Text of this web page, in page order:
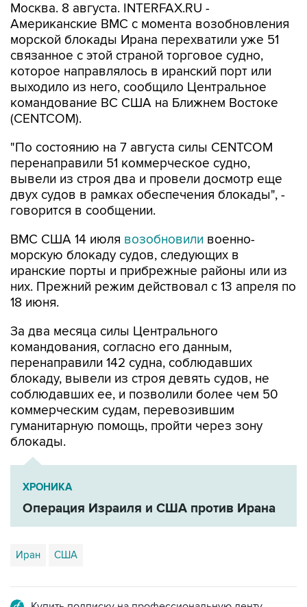
Москва. 8 августа. INTERFAX.RU -
Американские ВМС с момента возобновления
морской блокады Ирана перехватили уже 51
связанное с этой страной торговое судно,
которое направлялось в иранский порт или
выходило из него, сообщило Центральное
командование ВС США на Ближнем Востоке
(CENTCOM).
"По состоянию на 7 августа силы CENTCOM
перенаправили 51 коммерческое судно,
вывели из строя два и провели досмотр еще
двух судов в рамках обеспечения блокады", -
говорится в сообщении.
ВМС США 14 июля возобновили военно-
морскую блокаду судов, следующих в
иранские порты и прибрежные районы или из
них. Прежний режим действовал с 13 апреля по
18 июня.
За два месяца силы Центрального
командования, согласно его данным,
перенаправили 142 судна, соблюдавших
блокаду, вывели из строя девять судов, не
соблюдавших ее, и позволили более чем 50
коммерческим судам, перевозившим
гуманитарную помощь, пройти через зону
блокады.
ХРОНИКА
Операция Израиля и США против Ирана
Иран США